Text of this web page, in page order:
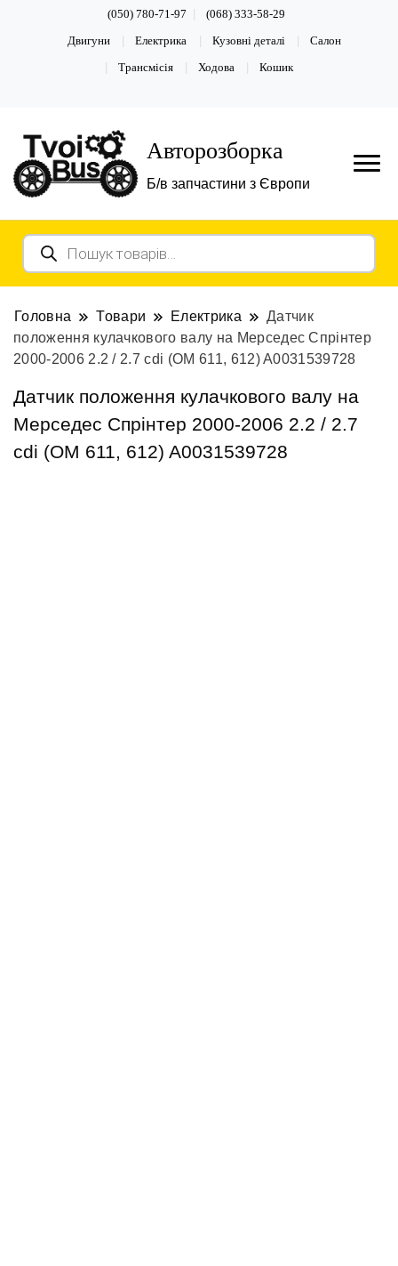
(050) 780-71-97 (068) 333-58-29
Двигуни Електрика Кузовні деталі Салон
Трансмісія Ходова Кошик
Авторозборка
Б/в запчастини з Європи
Пошук
товарів
Головна Товари Електрика
Датчик
положення кулачкового валу на Мерседес Спрінтер
2000-2006 2.2 / 2.7 cdi (ОМ 611, 612) A0031539728
Датчик положення кулачкового валу на
Мерседес Спрінтер 2000-2006 2.2 / 2.7
cdi (ОМ 611, 612) A0031539728